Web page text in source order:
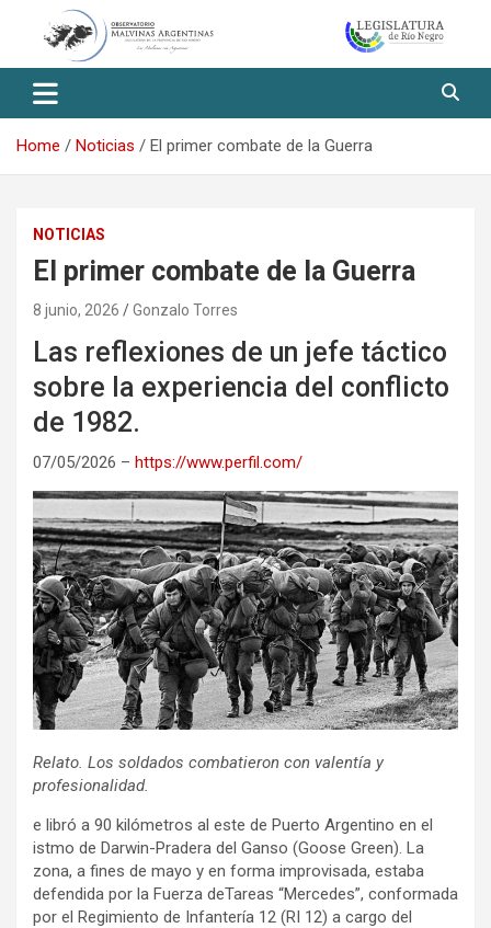
Observatorio Malvinas – Río
Negro
Home Noticias El primer combate de la Guerra
NOTICIAS
El primer combate de la Guerra
8 junio, 2026 Gonzalo Torres
Las reflexiones de un jefe táctico
sobre la experiencia del conflicto
de 1982.
07/05/2026 – https://www.perfil.com/
Relato. Los soldados combatieron con valentía y
profesionalidad.
e libró a 90 kilómetros al este de Puerto Argentino en el
istmo de Darwin-Pradera del Ganso (Goose Green). La
zona, a fines de mayo y en forma improvisada, estaba
defendida por la Fuerza deTareas “Mercedes”, conformada
por el Regimiento de Infantería 12 (RI 12) a cargo del